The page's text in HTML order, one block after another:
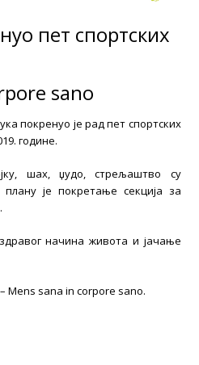
пет спортских
sano
покренуо је рад пет спортских
године.
шах, џудо, стрељаштво су
је покретање секција за
начина живота и јачање
Mens sana in corpore sano.